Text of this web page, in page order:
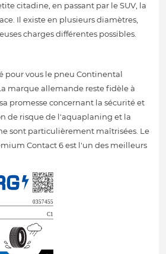
citadine, en passant par le SUV, la
Il existe en plusieurs diamètres,
charges différentes possibles.
pour vous le pneu Continental
marque allemande reste fidèle à
promesse concernant la sécurité et
de risque de l'aquaplaning et la
sont particulièrement maîtrisées. Le
Contact 6 est l'un des meilleurs